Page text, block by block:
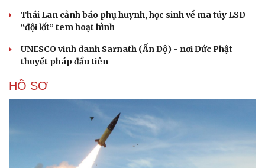
Thái Lan cảnh báo phụ huynh, học sinh về ma túy LSD
“đội lốt” tem hoạt hình
UNESCO vinh danh Sarnath (Ấn Độ) - nơi Đức Phật
thuyết pháp đầu tiên
HỒ SƠ